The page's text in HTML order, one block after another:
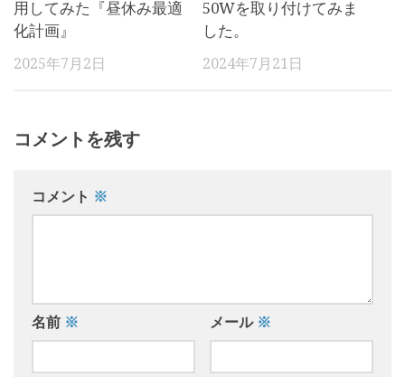
用してみた『昼休み最適
化計画』
2025年7月2日
50Wを取り付けてみま
した。
2024年7月21日
コメントを残す
コメント ※
名前 ※ メール ※